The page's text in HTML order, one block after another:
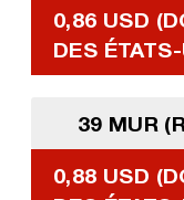
0,86 USD
DES
39 MUR
0,88 USD